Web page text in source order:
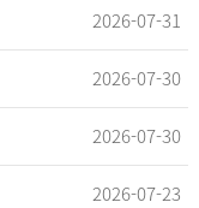
2026-07-31
2026-07-30
2026-07-30
2026-07-23